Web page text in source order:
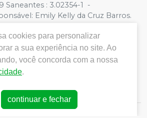
Saneantes : 3.02354-1 -
Emily Kelly da Cruz Barros.
Política de Privacidade e Segurança -
ilustrativas - Os preços e condições
sujeitos a alterações. Em caso de
no site, o valor válido é o do
Não vendemos por atacado, por
o direito de não atender compras
pelo site.
cookies para personalizar
a sua experiência no site. Ao
você concorda com a nossa
.
continuar e fechar